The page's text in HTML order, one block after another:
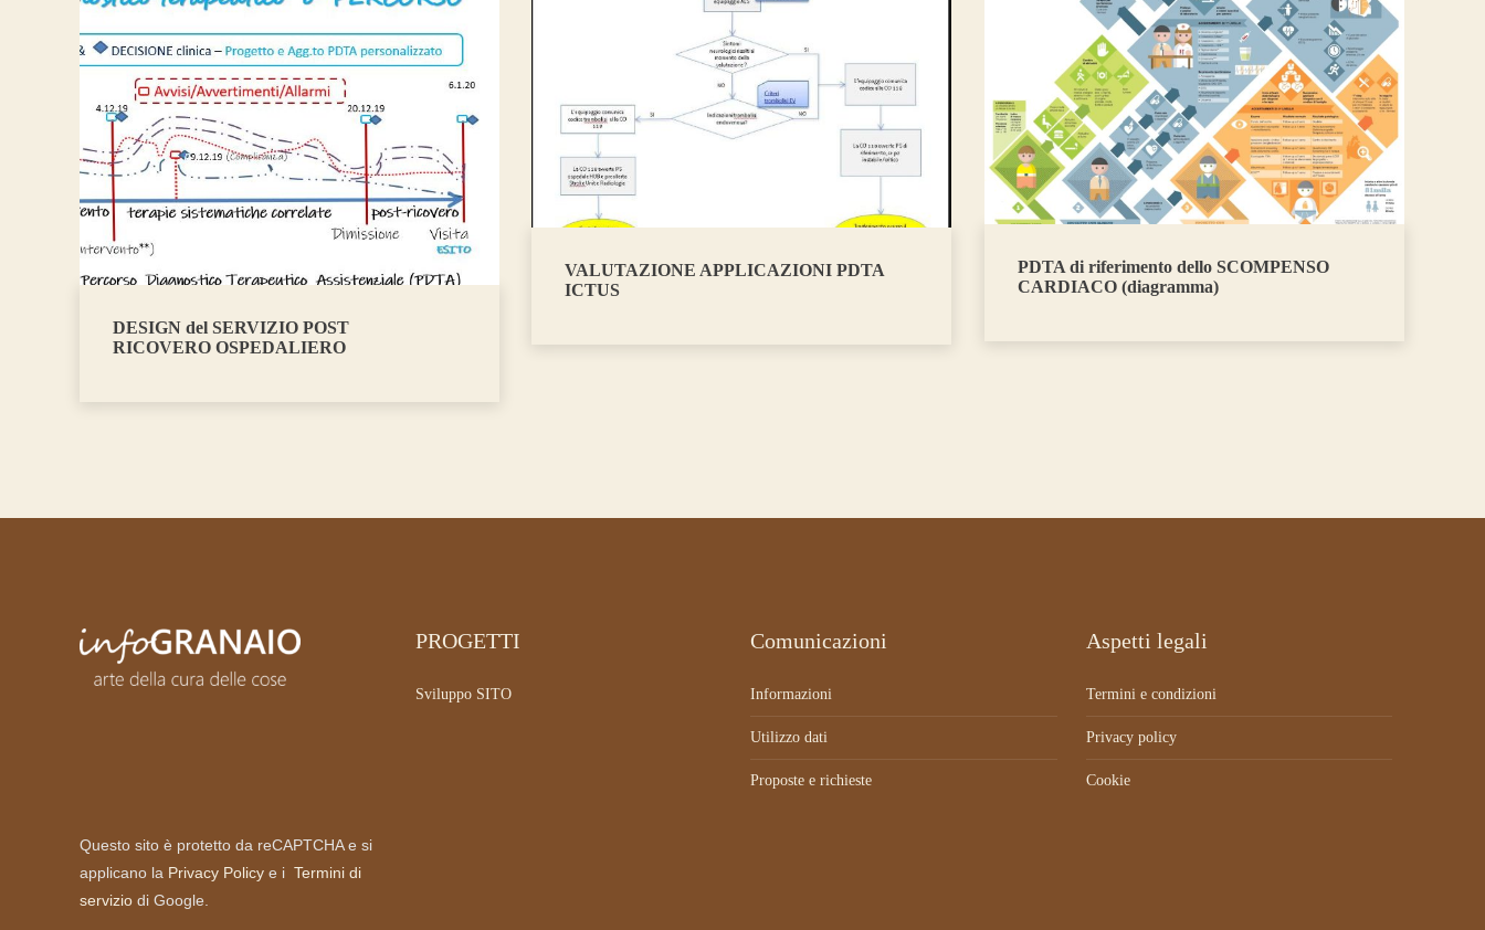
VALUTAZIONE APPLICAZIONI PDTA
ICTUS
PDTA di riferimento dello SCOMPENSO
CARDIACO (diagramma)
DESIGN del SERVIZIO POST
RICOVERO OSPEDALIERO
PROGETTI
Sviluppo SITO
Comunicazioni
Informazioni
Utilizzo dati
Proposte e richieste
Aspetti legali
Termini e condizioni
Privacy policy
Cookie
Questo sito è protetto da reCAPTCHA e si
applicano la Privacy Policy e i Termini di
servizio di Google.